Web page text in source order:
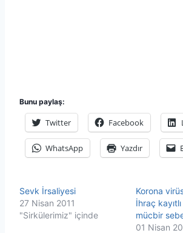
Bunu paylaş:
Twitter Facebook
WhatsApp Yazdır
Sevk İrsaliyesi
27 Nisan 2011
"Sirkülerimiz" içinde
Korona
İhraç
mücbir
01 Nisan